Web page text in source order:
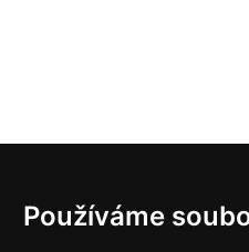
Používáme